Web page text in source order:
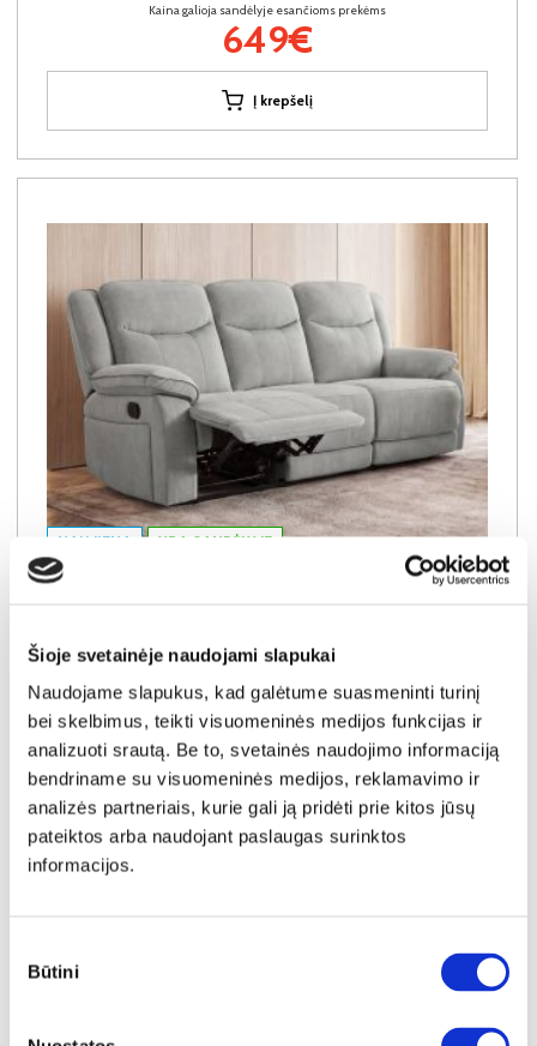
Šioje svetainėje naudojami slapukai
Naudojame slapukus, kad galėtume suasmeninti turinį
bei skelbimus, teikti visuomeninės medijos funkcijas ir
analizuoti srautą. Be to, svetainės naudojimo informaciją
bendriname su visuomeninės medijos, reklamavimo ir
analizės partneriais, kurie gali ją pridėti prie kitos jūsų
pateiktos arba naudojant paslaugas surinktos
informacijos.
pasirinkimas
Būtini
Kaina galioja sandėlyje esančioms prekėms
649€
Į krepšelį
NAUJIENA YRA SANDĖLYJE
649€
Į krepšelį